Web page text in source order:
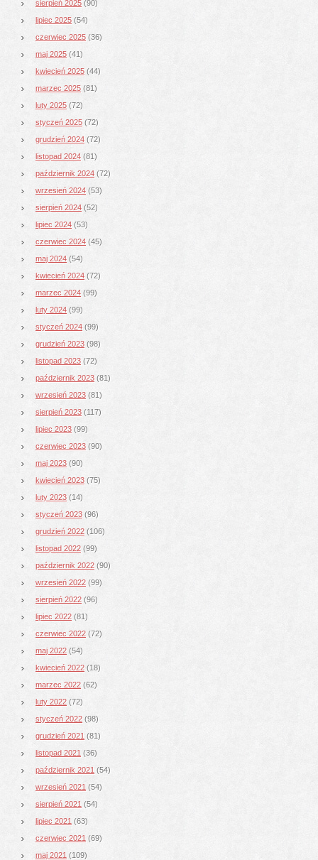
sierpień 2025 (90)
lipiec 2025 (54)
czerwiec 2025 (36)
maj 2025 (41)
kwiecień 2025 (44)
marzec 2025 (81)
luty 2025 (72)
styczeń 2025 (72)
grudzień 2024 (72)
listopad 2024 (81)
październik 2024 (72)
wrzesień 2024 (53)
sierpień 2024 (52)
lipiec 2024 (53)
czerwiec 2024 (45)
maj 2024 (54)
kwiecień 2024 (72)
marzec 2024 (99)
luty 2024 (99)
styczeń 2024 (99)
grudzień 2023 (98)
listopad 2023 (72)
październik 2023 (81)
wrzesień 2023 (81)
sierpień 2023 (117)
lipiec 2023 (99)
czerwiec 2023 (90)
maj 2023 (90)
kwiecień 2023 (75)
luty 2023 (14)
styczeń 2023 (96)
grudzień 2022 (106)
listopad 2022 (99)
październik 2022 (90)
wrzesień 2022 (99)
sierpień 2022 (96)
lipiec 2022 (81)
czerwiec 2022 (72)
maj 2022 (54)
kwiecień 2022 (18)
marzec 2022 (62)
luty 2022 (72)
styczeń 2022 (98)
grudzień 2021 (81)
listopad 2021 (36)
październik 2021 (54)
wrzesień 2021 (54)
sierpień 2021 (54)
lipiec 2021 (63)
czerwiec 2021 (69)
maj 2021 (109)